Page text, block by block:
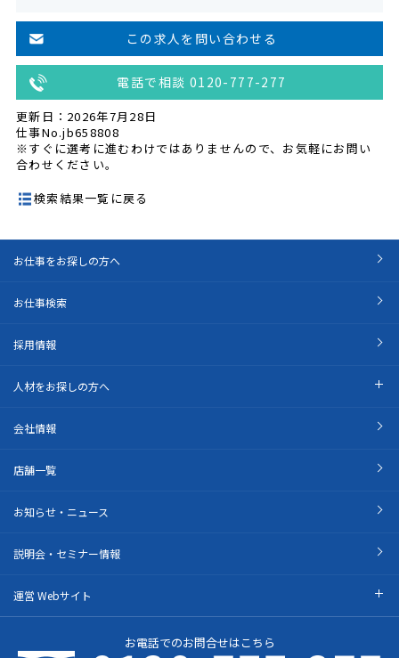
この求人を問い合わせる
電話で相談 0120-777-277
更新日：2026年7月28日
仕事No.jb658808
※すぐに選考に進むわけではありませんので、お気軽にお問い
合わせください。
検索結果一覧に戻る
お仕事をお探しの方へ
お仕事検索
採用情報
人材をお探しの方へ
会社情報
店舗一覧
お知らせ・ニュース
説明会・セミナー情報
運営 Webサイト
お電話でのお問合せはこちら